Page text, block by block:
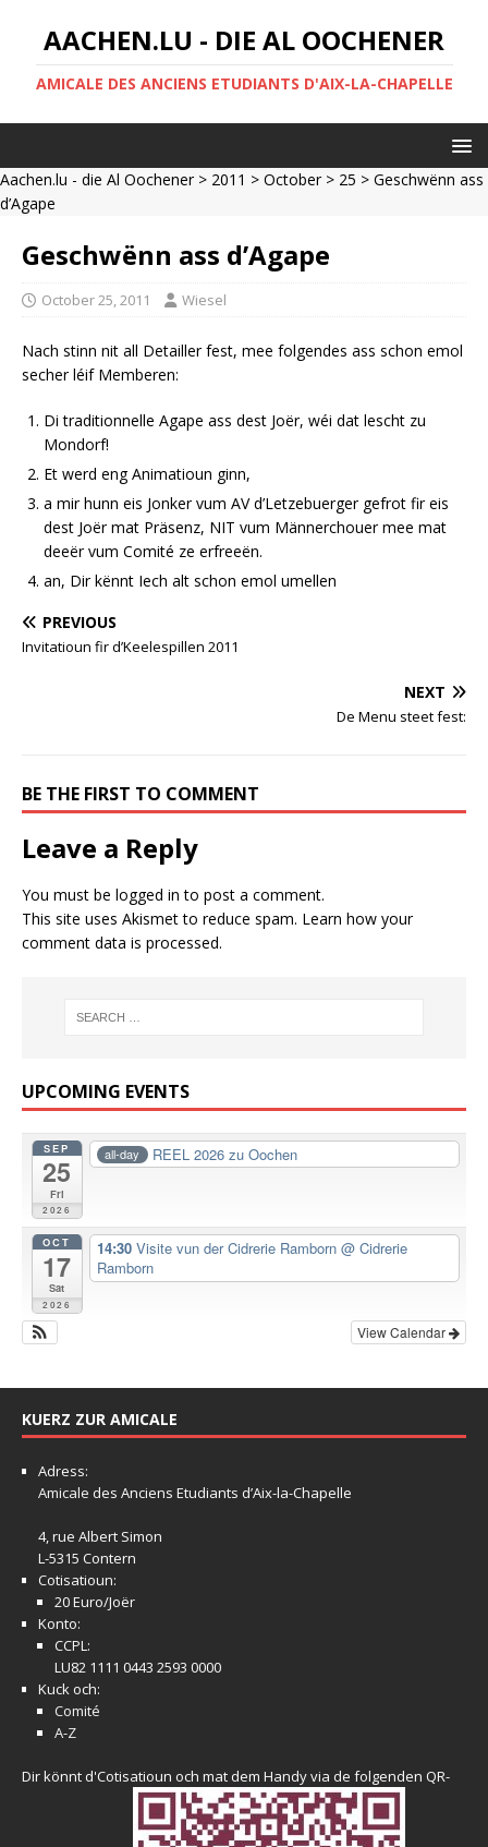
AACHEN.LU - DIE AL OOCHENER
AMICALE DES ANCIENS ETUDIANTS D'AIX-LA-CHAPELLE
Aachen.lu - die Al Oochener> 2011 > October> 25 > Geschwënn ass
d’Agape
Geschwënn ass d’Agape
October 25, 2011 Wiesel
Nach stinn nit all Detailler fest, mee folgendes ass schon emol
secher léif Memberen:
Di traditionnelle Agape ass dest Joër, wéi dat lescht zu
Mondorf!
Et werd eng Animatioun ginn,
a mir hunn eis Jonker vum AV d’Letzebuerger gefrot fir eis
dest Joër mat Präsenz, NIT vum Männerchouer mee mat
deeër vum Comité ze erfreeën.
an, Dir kënnt Iech alt schon emol umellen
PREVIOUS
Invitatioun fir d’Keelespillen 2011
NEXT
De Menu steet fest:
BE THE FIRST TO COMMENT
Leave a Reply
You must be logged in to post a comment.
This site uses Akismet to reduce spam. Learn how your
comment data is processed.
UPCOMING EVENTS
SEP
25
Fri
2026
all-day REEL 2026 zu Oochen
OCT
17
Sat
2026
14:30 Visite vun der Cidrerie Ramborn @ Cidrerie
Ramborn
View Calendar
KUERZ ZUR AMICALE
Adress:
Amicale des Anciens Etudiants d’Aix-la-Chapelle
4, rue Albert Simon
L-5315 Contern
Cotisatioun:
20 Euro/Joër
Konto:
CCPL:
LU82 1111 0443 2593 0000
Kuck och:
Comité
A-Z
Dir könnt d'Cotisatioun och mat dem Handy via de folgenden QR-